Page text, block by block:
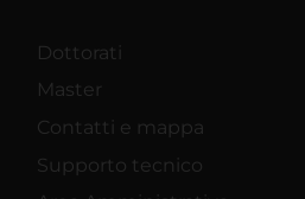
Dottorati
Master
Contatti e mappa
Supporto tecnico